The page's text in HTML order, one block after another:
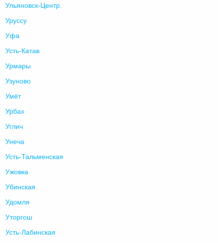
Ульяновск-Центр.
Уруссу
Уфа
Усть-Катав
Урмары
Узуново
Умёт
Урбах
Углич
Унеча
Усть-Тальменская
Ужовка
Убинская
Удомля
Уторгош
Усть-Лабинская